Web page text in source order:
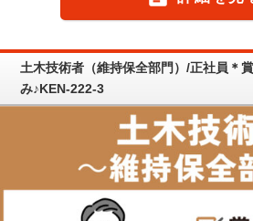
土木技術者（維持保全部門）/正社員＊
み♪KEN-222-3